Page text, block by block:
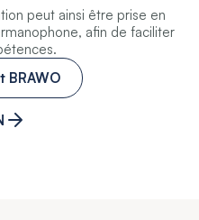
peut ainsi être prise en
afin de faciliter
BRAWO